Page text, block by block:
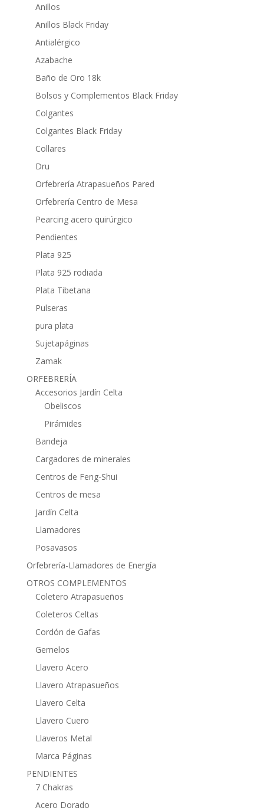
Anillos
Anillos Black Friday
Antialérgico
Azabache
Baño de Oro 18k
Bolsos y Complementos Black Friday
Colgantes
Colgantes Black Friday
Collares
Dru
Orfebrería Atrapasueños Pared
Orfebrería Centro de Mesa
Pearcing acero quirúrgico
Pendientes
Plata 925
Plata 925 rodiada
Plata Tibetana
Pulseras
pura plata
Sujetapáginas
Zamak
ORFEBRERÍA
Accesorios Jardín Celta
Obeliscos
Pirámides
Bandeja
Cargadores de minerales
Centros de Feng-Shui
Centros de mesa
Jardín Celta
Llamadores
Posavasos
Orfebrería-Llamadores de Energía
OTROS COMPLEMENTOS
Coletero Atrapasueños
Coleteros Celtas
Cordón de Gafas
Gemelos
Llavero Acero
Llavero Atrapasueños
Llavero Celta
Llavero Cuero
Llaveros Metal
Marca Páginas
PENDIENTES
7 Chakras
Acero Dorado